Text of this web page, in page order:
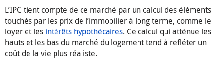
L’IPC tient compte de ce marché par un calcul des éléments
touchés par les prix de l’immobilier à long terme, comme le
loyer et les intérêts hypothécaires. Ce calcul qui atténue les
hauts et les bas du marché du logement tend à refléter un
coût de la vie plus réaliste.